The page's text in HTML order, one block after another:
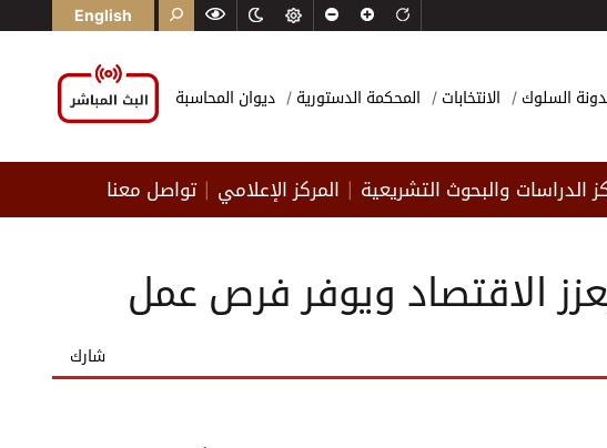
English
السلوك الانتخابات المحكمة الدستورية ديوان المحاسبة
الدراسات والبحوث التشريعية المركز الإعلامي تواصل معنا
الاقتصاد ويوفر فرص عمل
شارك